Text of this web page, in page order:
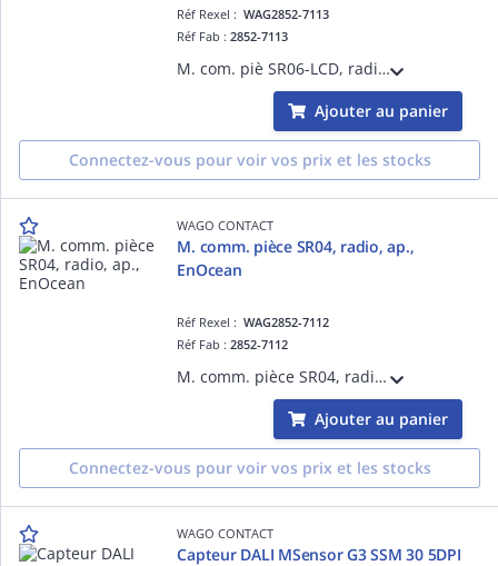
Réf Rexel :WAG2852-7113
Réf Fab :2852-7113
M. com. piè SR06-LCD, radio, encast, EnO
Ajouter au panier
Connectez-vous pour voir vos prix et les stocks
WAGO CONTACT
M. comm. pièce SR04, radio, ap.,
EnOcean
Réf Rexel :WAG2852-7112
Réf Fab :2852-7112
M. comm. pièce SR04, radio, ap., EnOcean
Ajouter au panier
Connectez-vous pour voir vos prix et les stocks
WAGO CONTACT
Capteur DALI MSensor G3 SSM 30 5DPI